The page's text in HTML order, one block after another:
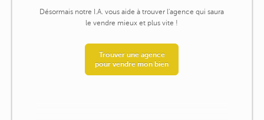
Désormais notre I.A. vous aide à trouver l'agence qui saura
le vendre mieux et plus vite !
Trouver une agence
pour vendre mon bien